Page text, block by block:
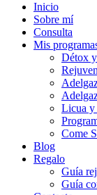
Inicio
Sobre mí
Consulta
Mis
Détox
Licua y
Come
Blog
Regalo
Guía
Guía